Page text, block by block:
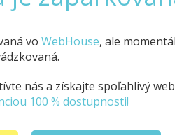
vo WebHouse, ale
nás a získajte spoľahlivý
100 % dostupnosti!